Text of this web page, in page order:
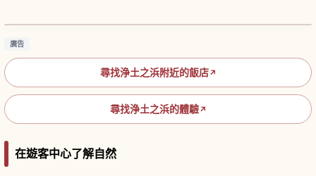
廣告
尋找浄土之浜附近的飯店↗
尋找浄土之浜的體驗↗
在遊客中心了解自然